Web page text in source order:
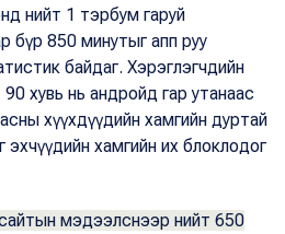
нийт 1 тэрбум гаруй
бүр 850 минутыг апп руу
байдаг. Хэрэглэгчдийн
хувь нь андройд гар утанаас
хүүхдүүдийн хамгийн дуртай
хамгийн их блоклодог
мэдээлснээр нийт 650